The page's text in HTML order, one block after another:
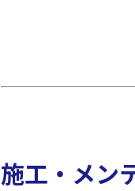
施工・メン